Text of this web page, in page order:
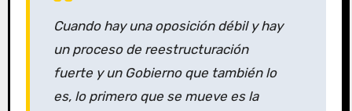
Cuando hay una oposición débil y hay
un proceso de reestructuración
fuerte y un Gobierno que también lo
es, lo primero que se mueve es la